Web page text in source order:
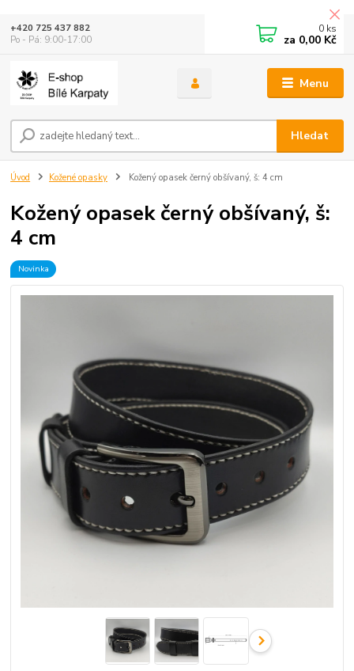
Menu
Hledat
+420 725 437 882
Po - Pá: 9:00-17:00
0 ks
za 0,00 Kč
Úvod Kožené opasky Kožený opasek černý obšívaný, š: 4 cm
Kožený opasek černý obšívaný, š:
4 cm
Novinka